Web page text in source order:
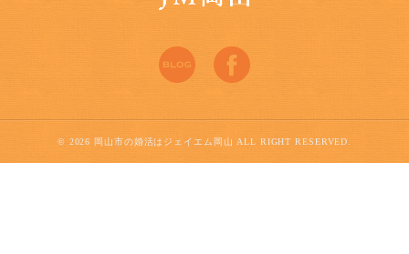
© 2026 岡山市の婚活はジェイエム岡山 ALL RIGHT RESERVED.